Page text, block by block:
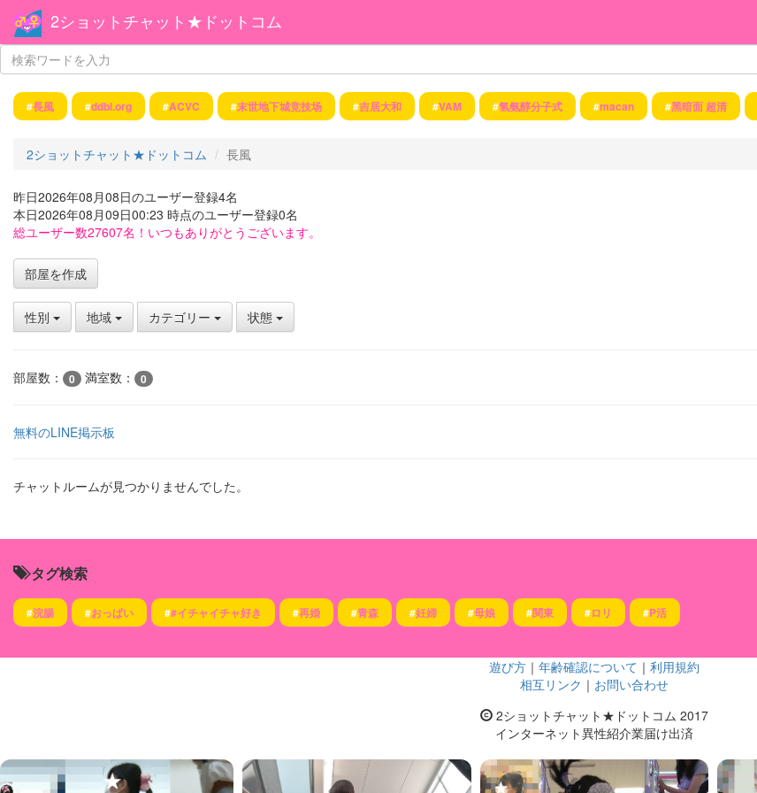
2ショットチャット★ドットコム
#長風 #ddbl.org #ACVC #末世地下城竞技场 #吉居大和 #VAM #氢氨醇分子式 #macan #黑暗面 超清
2ショットチャット★ドットコム 長風
昨日2026年08月08日のユーザー登録4名
本日2026年08月09日00:23 時点のユーザー登録0名
総ユーザー数27607名！いつもありがとうございます。
部屋を作成
性別 地域 カテゴリー 状態
部屋数： 0 満室数： 0
無料のLINE掲示板
チャットルームが見つかりませんでした。
タグ検索
#浣腸 #おっぱい ##イチャイチャ好き #再婚 #青森 #妊婦 #母娘 #関東 #ロリ #P活
遊び方 ｜ 年齢確認について ｜ 利用規約
相互リンク ｜ お問い合わせ
2ショットチャット★ドットコム 2017
インターネット異性紹介業届け出済